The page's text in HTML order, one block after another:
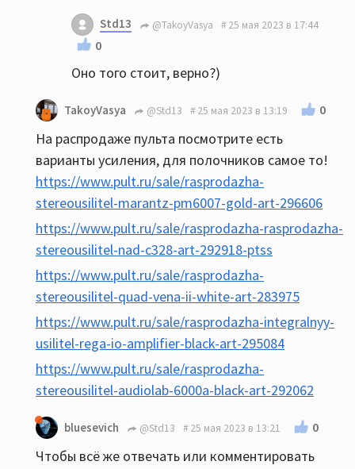
Std13 @TakoyVasya 25 мая 2023 в 17:44
0
Оно того стоит, верно?)
TakoyVasya @Std13 25 мая 2023 в 13:19 0
На распродаже пульта посмотрите есть
варианты усиления, для полочников самое то!
https://www.pult.ru/sale/rasprodazha-
stereousilitel-marantz-pm6007-gold-art-296606
https://www.pult.ru/sale/rasprodazha-rasprodazha-
stereousilitel-nad-c328-art-292918-ptss
https://www.pult.ru/sale/rasprodazha-
stereousilitel-quad-vena-ii-white-art-283975
https://www.pult.ru/sale/rasprodazha-integralnyy-
usilitel-rega-io-amplifier-black-art-295084
https://www.pult.ru/sale/rasprodazha-
stereousilitel-audiolab-6000a-black-art-292062
bluesevich @Std13 25 мая 2023 в 13:21 0
Чтобы всё же отвечать или комментировать